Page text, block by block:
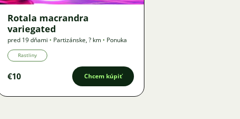
Rotala macrandra
variegated
pred 19 dňami • Partizánske,? km • Ponuka
Rastliny
€10 Chcem kúpiť